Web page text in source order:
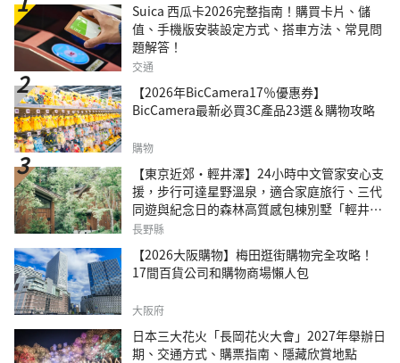
Suica 西瓜卡2026完整指南！購買卡片、儲
值、手機版安裝設定方式、搭車方法、常見問
題解答！
交通
【2026年BicCamera17％優惠券】
BicCamera最新必買3C產品23選＆購物攻略
購物
【東京近郊・輕井澤】24小時中文管家安心支
援，步行可達星野溫泉，適合家庭旅行、三代
同遊與紀念日的森林高質感包棟別墅「輕井澤
森四季VILLA」
長野縣
【2026大阪購物】梅田逛街購物完全攻略！
17間百貨公司和購物商場懶人包
大阪府
日本三大花火「長岡花火大會」2027年舉辦日
期、交通方式、購票指南、隱藏欣賞地點